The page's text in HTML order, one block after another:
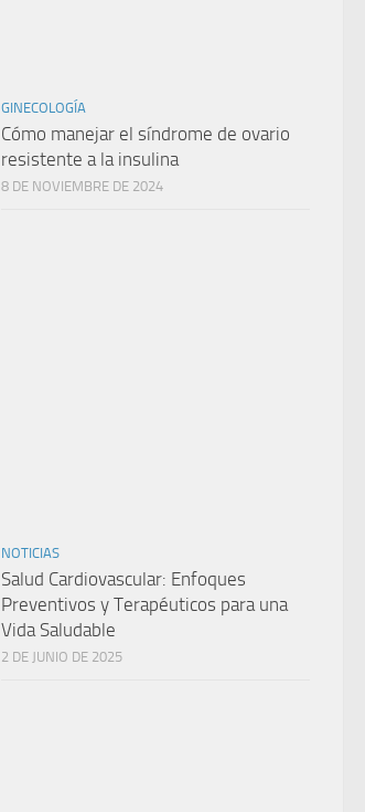
GINECOLOGÍA
Cómo manejar el síndrome de ovario
resistente a la insulina
8 DE NOVIEMBRE DE 2024
NOTICIAS
Salud Cardiovascular: Enfoques
Preventivos y Terapéuticos para una
Vida Saludable
2 DE JUNIO DE 2025